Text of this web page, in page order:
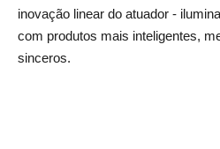
inovação linear do atuador -
com produtos mais inteligentes,
sinceros.